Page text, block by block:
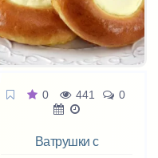
0 441 0
Ватрушки с